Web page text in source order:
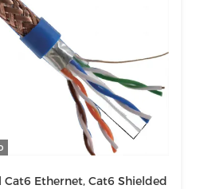
Cat6 Ethernet, Cat6 Shielded